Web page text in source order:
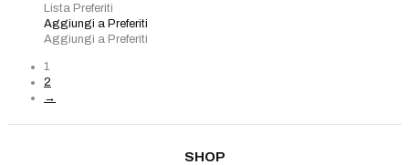
Lista Preferiti
Aggiungi a Preferiti
Aggiungi a Preferiti
1
2
→
SHOP